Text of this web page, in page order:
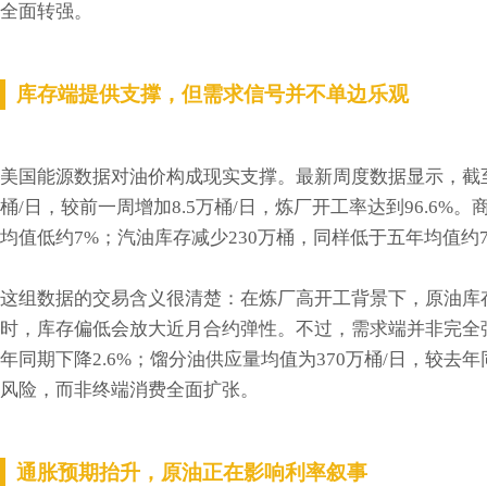
全面转强。
库存端提供支撑，但需求信号并不单边乐观
美国能源数据对油价构成现实支撑。最新周度数据显示，
桶/日，较前一周增加8.5万桶/日，炼厂开工率达到96.6%。
均值低约7%；汽油库存减少230万桶，同样低于五年均值约
这组数据的交易含义很清楚：在炼厂高开工背景下，原油
时，库存偏低会放大近月合约弹性。不过，需求端并非完
年同期下降2.6%；馏分油供应量均值为370万桶/日，较去
风险，而非终端消费全面扩张。
通胀预期抬升，原油正在影响利率叙事